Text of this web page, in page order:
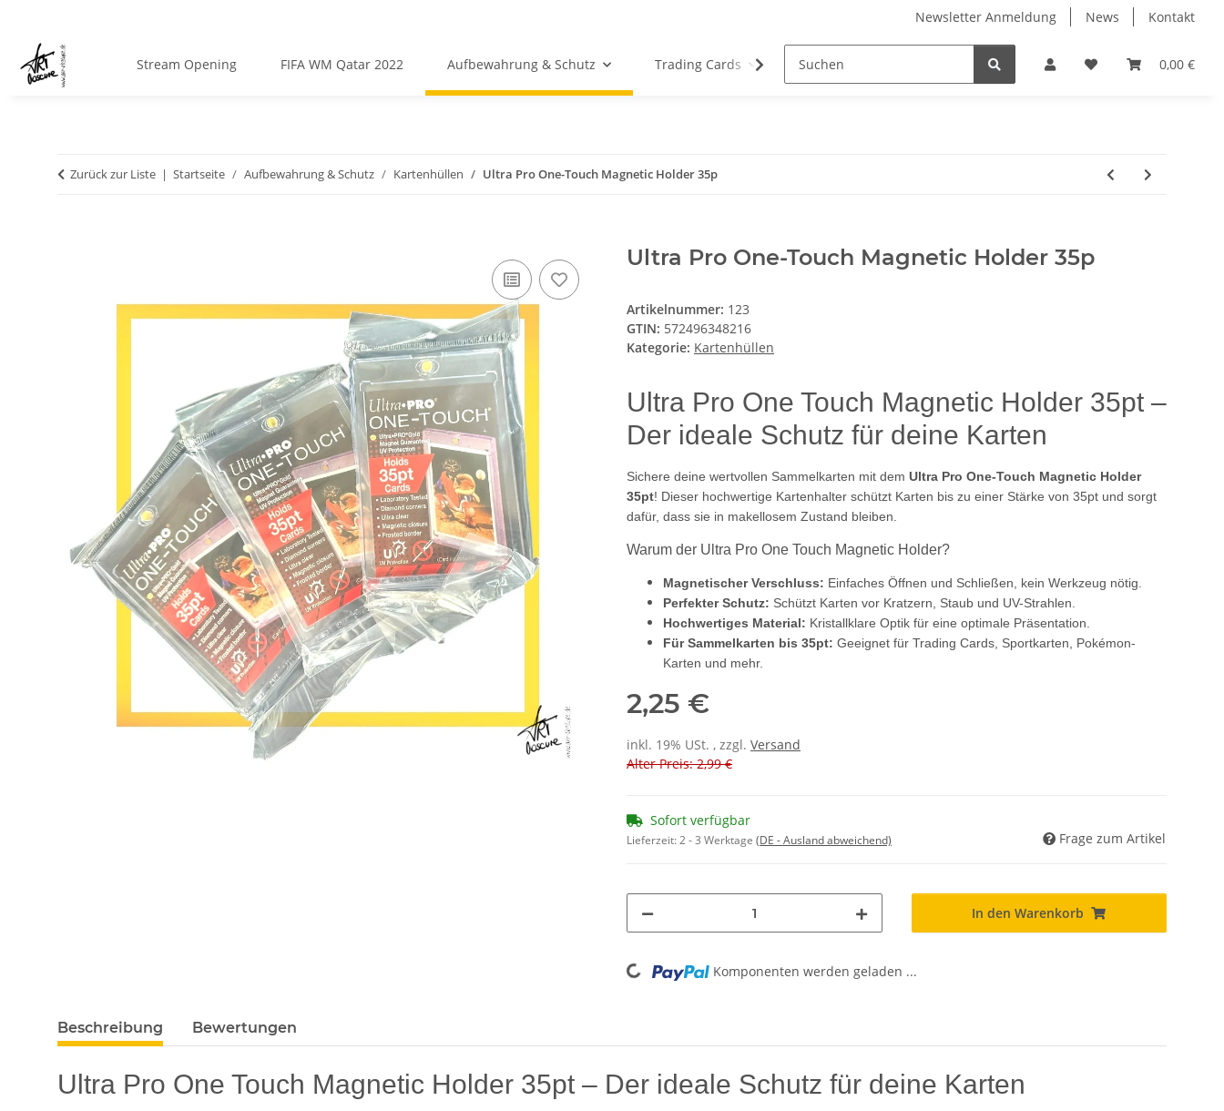
Newsletter Anmeldung News Kontakt
0,00 €
Stream Opening FIFA WM Qatar 2022 Aufbewahrung & Schutz Trading Cards Würfel / Dices Mineralien und Edelsteine
Zurück zur Liste Startseite Aufbewahrung & Schutz Kartenhüllen Ultra Pro One-Touch Magnetic Holder 35p
Ultra Pro One-Touch Magnetic Holder 35p
Artikelnummer: 123
GTIN: 572496348216
Kategorie: Kartenhüllen
Ultra Pro One Touch Magnetic Holder 35pt –
Der ideale Schutz für deine Karten
Sichere deine wertvollen Sammelkarten mit dem Ultra Pro One-Touch Magnetic Holder
35pt! Dieser hochwertige Kartenhalter schützt Karten bis zu einer Stärke von 35pt und sorgt
dafür, dass sie in makellosem Zustand bleiben.
Warum der Ultra Pro One Touch Magnetic Holder?
Magnetischer Verschluss: Einfaches Öffnen und Schließen, kein Werkzeug nötig.
Perfekter Schutz: Schützt Karten vor Kratzern, Staub und UV-Strahlen.
Hochwertiges Material: Kristallklare Optik für eine optimale Präsentation.
Für Sammelkarten bis 35pt: Geeignet für Trading Cards, Sportkarten, Pokémon-
Karten und mehr.
2,25 €
inkl. 19% USt. , zzgl. Versand
Alter Preis: 2,99 €
Sofort verfügbar
Lieferzeit:2 - 3 Werktage (DE - Ausland abweichend) Frage zum Artikel
In den Warenkorb
Loading... Komponenten werden geladen ...
Beschreibung Bewertungen
Ultra Pro One Touch Magnetic Holder 35pt – Der ideale Schutz für deine Karten